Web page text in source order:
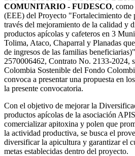
COMUNITARIO - FUDESCO,
(EEE) del Proyecto "Fortalecimiento de
través del mejoramiento de la calidad y
productos apícolas y cafeteros en 3
Tolima, Ataco, Chaparral y Planadas
de ingresos de las familias
2570006462, Contrato No. 2133-2024,
Colombia Sostenible del Fondo
convoca a presentar una propuesta en
la presente convocatoria.
Con el objetivo de mejorar la
productos apícolas de la asociación
comercializar apitoxina y polen que
la actividad productiva, se busca el
diversificar la apicultura y garantizar el
metas establecidas dentro del proyecto.